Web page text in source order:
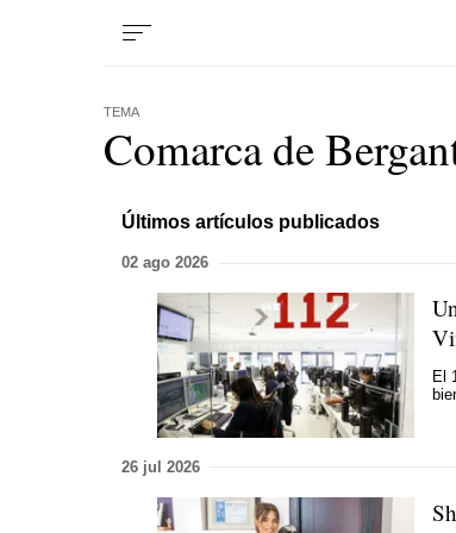
TEMA
Comarca de
Últimos artículos publicados
02 ago 2026
El
26 jul 2026